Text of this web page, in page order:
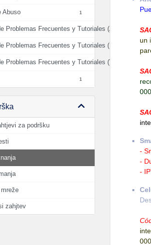
Abuso 1
Problemas Frecuentes y Tutoriales (AUDIO)
Problemas Frecuentes y Tutoriales (HOSTING
Problemas Frecuentes y Tutoriales (VIDEO)
1
za podršku
zahjtev
un
-
-
-